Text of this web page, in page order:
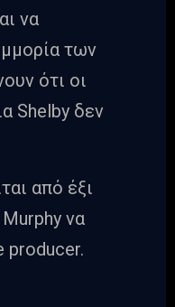
να
των
ότι οι
Shelby δεν
από έξι
να
producer.